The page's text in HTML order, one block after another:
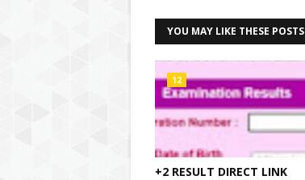
YOU MAY LIKE THESE POSTS
12
+2 RESULT DIRECT LINK